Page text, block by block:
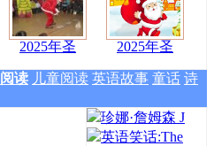
2025年圣 2025年圣
阅读 儿童阅读 英语故事 童话 诗
珍娜·詹姆森 J
英语笑话:The